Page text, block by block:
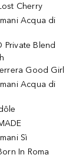
Cherry
Acqua di
Private Blend
Good Girl
Acqua di
Sì
In Roma